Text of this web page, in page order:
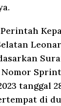
tanggal
di